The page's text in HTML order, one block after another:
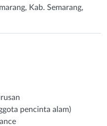
Kab. Semarang,
pencinta alam)